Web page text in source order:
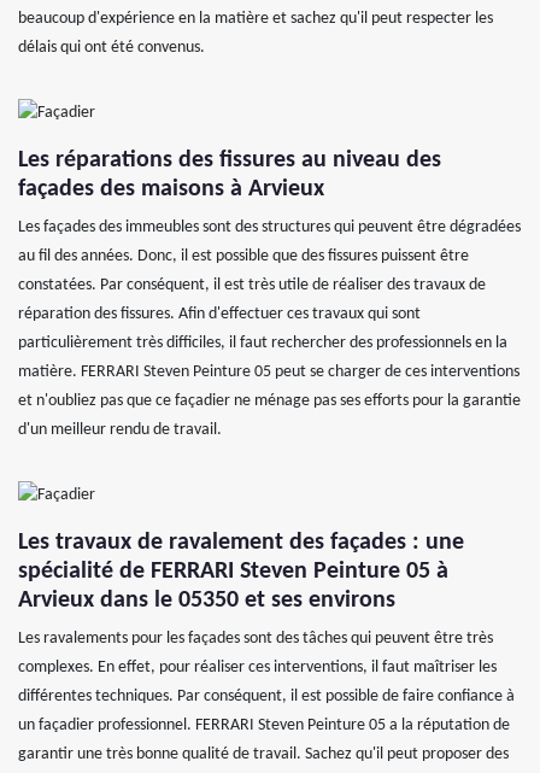
beaucoup d'expérience en la matière et sachez qu'il peut respecter les
délais qui ont été convenus.
Les réparations des fissures au niveau des
façades des maisons à Arvieux
Les façades des immeubles sont des structures qui peuvent être dégradées
au fil des années. Donc, il est possible que des fissures puissent être
constatées. Par conséquent, il est très utile de réaliser des travaux de
réparation des fissures. Afin d'effectuer ces travaux qui sont
particulièrement très difficiles, il faut rechercher des professionnels en la
matière. FERRARI Steven Peinture 05 peut se charger de ces interventions
et n'oubliez pas que ce façadier ne ménage pas ses efforts pour la garantie
d'un meilleur rendu de travail.
Les travaux de ravalement des façades : une
spécialité de FERRARI Steven Peinture 05 à
Arvieux dans le 05350 et ses environs
Les ravalements pour les façades sont des tâches qui peuvent être très
complexes. En effet, pour réaliser ces interventions, il faut maîtriser les
différentes techniques. Par conséquent, il est possible de faire confiance à
un façadier professionnel. FERRARI Steven Peinture 05 a la réputation de
garantir une très bonne qualité de travail. Sachez qu'il peut proposer des